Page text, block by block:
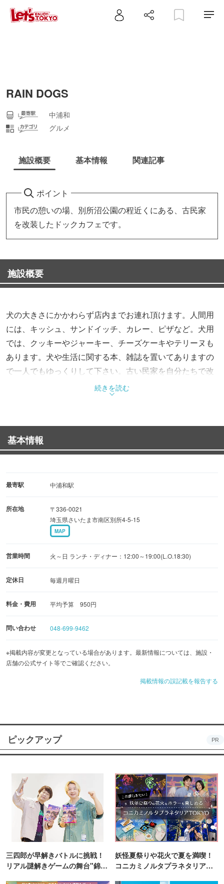
RAIN DOGS
中浦和
グルメ
施設概要 基本情報 関連記事
ポイント
市民の憩いの場、別所沼公園の程近くにある、古民家
を改装したドックカフェです。
施設概要
犬の大きさにかかわらず店内までお連れ頂けます。人間用
には、キッシュ、サンドイッチ、カレー、ピザなど。犬用
では、クッキーやジャーキー、チーズケーキやテリーヌも
あります。犬や生活に関する本、雑誌を置いてありますの
で一人でもゆっくりして下さい。古い民家を自分たちで改
装しました。店内の家具もアンティークを多く使ってま
続きを読む
基本情報
最寄駅 中浦和駅
所在地
〒336-0021
埼玉県さいたま市南区別所4-5-15
MAP
営業時間 火～日 ランチ・ディナー：12:00～19:00(L.O.18:30)
定休日 毎週月曜日
料金・費用 平均予算 950円
問い合わせ 048-699-9462
※掲載内容が変更となっている場合があります。最新情報については、施設・
店舗の公式サイト等でご確認ください。
掲載情報の誤記載を報告する
ピックアップ PR
三四郎が早解きバトルに挑戦！
リアル謎解きゲームの舞台"錦糸
妖怪夏祭りや花火で夏を満喫！
コニカミノルタプラネタリア